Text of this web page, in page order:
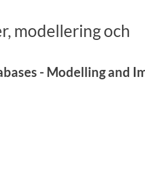
modellering och
- Modelling and